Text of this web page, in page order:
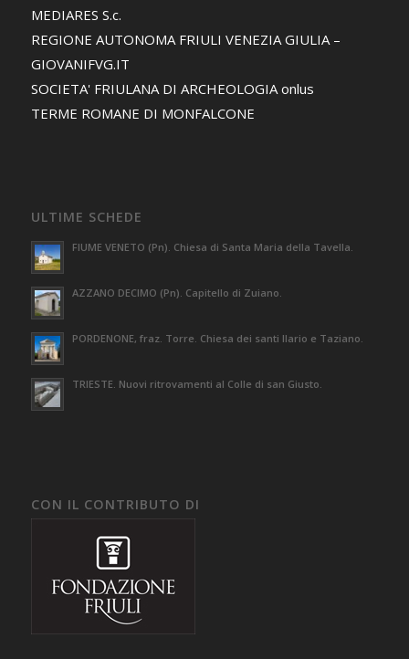
MEDIARES S.c.
REGIONE AUTONOMA FRIULI VENEZIA GIULIA –
GIOVANIFVG.IT
SOCIETA' FRIULANA DI ARCHEOLOGIA onlus
TERME ROMANE DI MONFALCONE
ULTIME SCHEDE
FIUME VENETO (Pn). Chiesa di Santa Maria della Tavella.
AZZANO DECIMO (Pn). Capitello di Zuiano.
PORDENONE, fraz. Torre. Chiesa dei santi Ilario e Taziano.
TRIESTE. Nuovi ritrovamenti al Colle di san Giusto.
CON IL CONTRIBUTO DI